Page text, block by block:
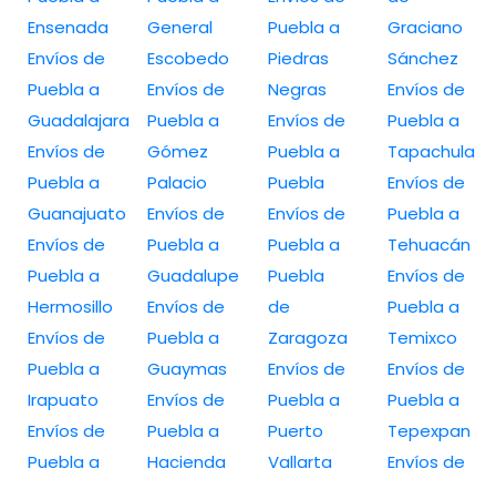
Ensenada
Envíos de
Puebla a
Guadalajara
Envíos de
Puebla a
Guanajuato
Envíos de
Puebla a
Hermosillo
Envíos de
Puebla a
Irapuato
Envíos de
Puebla a
General
Escobedo
Envíos de
Puebla a
Gómez
Palacio
Envíos de
Puebla a
Guadalupe
Envíos de
Puebla a
Guaymas
Envíos de
Puebla a
Hacienda
Puebla a
Piedras
Negras
Envíos de
Puebla a
Puebla
Envíos de
Puebla a
Puebla
de
Zaragoza
Envíos de
Puebla a
Puerto
Vallarta
Graciano
Sánchez
Envíos de
Puebla a
Tapachula
Envíos de
Puebla a
Tehuacán
Envíos de
Puebla a
Temixco
Envíos de
Puebla a
Tepexpan
Envíos de